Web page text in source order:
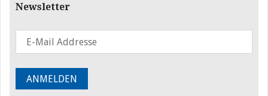
Newsletter